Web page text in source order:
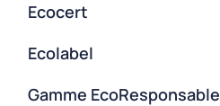
Ecocert
Ecolabel
Gamme EcoResponsable